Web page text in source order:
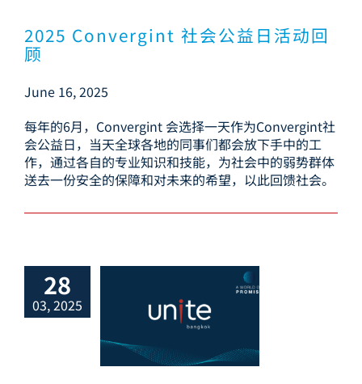
2025 Convergint 社会公益日活动回
顾
June 16, 2025
每年的6月，Convergint 会选择一天作为Convergint社
会公益日，当天全球各地的同事们都会放下手中的工
作，通过各自的专业知识和技能，为社会中的弱势群体
送去一份安全的保障和对未来的希望，以此回馈社会。
28
03, 2025
回